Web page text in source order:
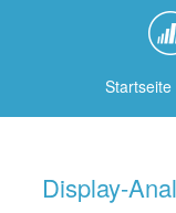
Startseite
Display-